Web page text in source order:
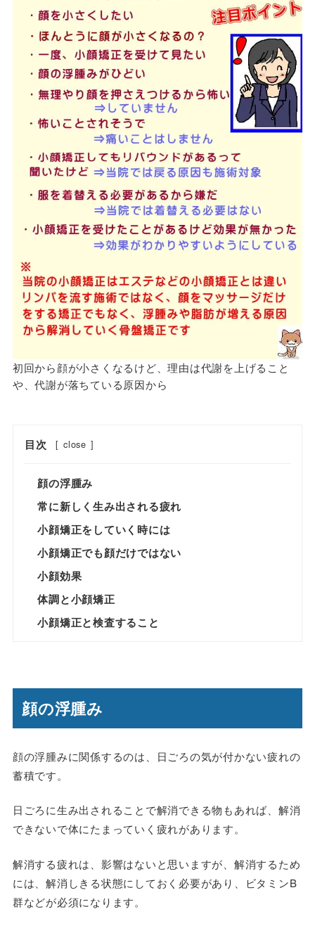
初回から顔が小さくなるけど、理由は代謝を上げること
や、代謝が落ちている原因から
目次 [ close ]
顔の浮腫み
常に新しく生み出される疲れ
小顔矯正をしていく時には
小顔矯正でも顔だけではない
小顔効果
体調と小顔矯正
小顔矯正と検査すること
顔の浮腫み
顔の浮腫みに関係するのは、日ごろの気が付かない疲れの
蓄積です。
日ごろに生み出されることで解消できる物もあれば、解消
できないで体にたまっていく疲れがあります。
解消する疲れは、影響はないと思いますが、解消するため
には、解消しきる状態にしておく必要があり、ビタミンB
群などが必須になります。